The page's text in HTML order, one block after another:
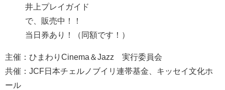
井上プレイガイド
で、販売中！！
当日券あり！（同額です！）
主催：ひまわりCinema＆Jazz 実行委員会
共催：JCF日本チェルノブイリ連帯基金、 キッセイ文化ホ
ール